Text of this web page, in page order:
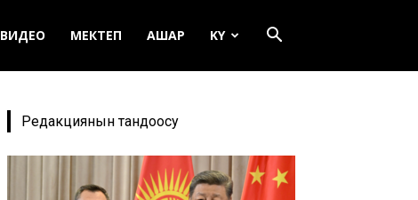
ВИДЕО МЕКТЕП АШАР KY
Редакциянын тандоосу